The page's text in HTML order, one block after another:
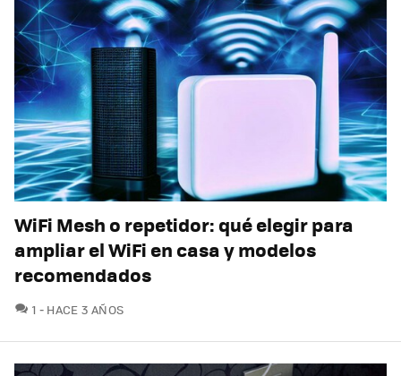
WiFi Mesh o repetidor: qué elegir para
ampliar el WiFi en casa y modelos
recomendados
1 COMENTARIOS
HACE 3 AÑOS